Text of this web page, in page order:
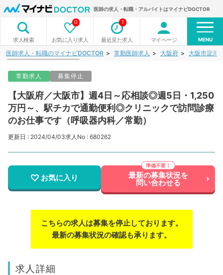
医師の求人・転職・アルバイトはマイナビDOCTOR
求人検索 お気に入り求人
0
最近見た求人
1
マイページ MENU
医師求人・転職のマイナビDOCTOR 常勤医師求人 大阪府 大阪市淀川
常勤求人 募集停止
【大阪府／大阪市】週4日～応相談◎週5日・1,250
万円～、駅チカで通勤便利◎クリニックで訪問診療
のお仕事です（呼吸器内科／常勤）
更新日 : 2024/04/03求人No : 680262
お気に入り 最新の募集状況を
問い合わせる
こちらの求人は募集を停止しております。
最新の募集状況の確認も承ります。
求人詳細